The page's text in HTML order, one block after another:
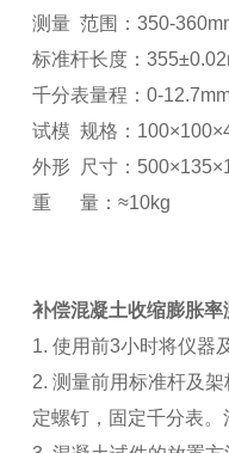
测量 范围：350-
标准杆长度：
千分表量程：0-
试模 规格：
外形 尺寸：
重 量：≈10kg
补偿混凝土收缩膨胀率
1. 使用前3小时将仪器
2. 测量前用标准杆及
定螺钉，固定千分表。